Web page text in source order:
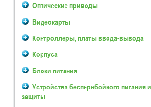
Оптические приводы
Видеокарты
Контроллеры, платы ввода-вывода
Корпуса
Блоки питания
Устройства бесперебойного питания и
защиты